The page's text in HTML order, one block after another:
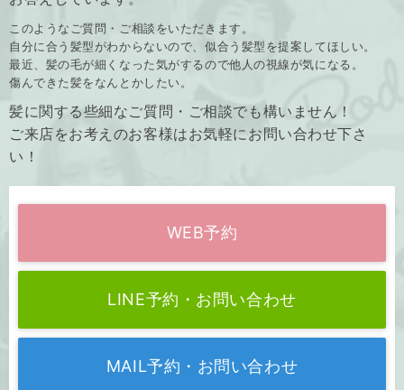
このようなご質問・ご相談をいただきます。
自分に合う髪型がわからないので、似合う髪型を提案してほしい。
最近、髪の毛が細くなった気がするので他人の視線が気になる。
傷んできた髪をなんとかしたい。
髪に関する些細なご質問・ご相談でも構いません！
ご来店をお考えのお客様はお気軽にお問い合わせ下さ
い！
WEB予約
LINE予約・お問い合わせ
MAIL予約・お問い合わせ